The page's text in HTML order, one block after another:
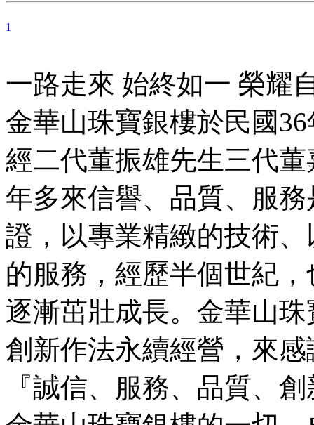
1
一路走來 始終如一 榮耀
金華山珠寶銀樓於民國
經二代董振雄先生三代
年多來信譽、品質、服
證，以專業精緻的技術
的服務，經歷半個世紀
逐漸茁壯成長。金華山
創新作法永續經營，來
『誠信、服務、品質、